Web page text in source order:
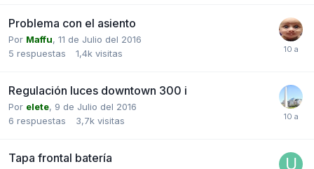
Problema con el asiento
Por Maffu, 11 de Julio del 2016
5 respuestas 1,4k visitas
Regulación luces downtown 300 i
Por elete, 9 de Julio del 2016
6 respuestas 3,7k visitas
Tapa frontal batería